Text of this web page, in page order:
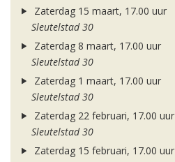
Zaterdag 15 maart, 17.00 uur
Sleutelstad 30
Zaterdag 8 maart, 17.00 uur
Sleutelstad 30
Zaterdag 1 maart, 17.00 uur
Sleutelstad 30
Zaterdag 22 februari, 17.00 uur
Sleutelstad 30
Zaterdag 15 februari, 17.00 uur